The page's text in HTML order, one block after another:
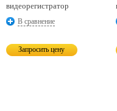
видеорегистратор
В сравнение
Запросить цену